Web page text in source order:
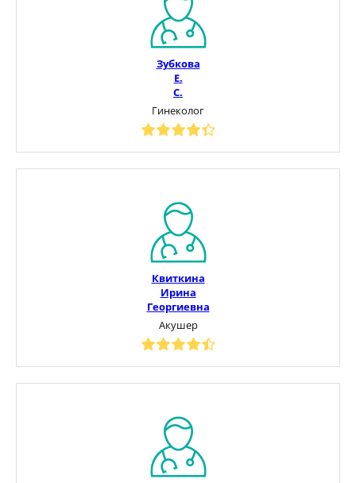
Зубкова
Е.
С.
Гинеколог
Квиткина
Ирина
Георгиевна
Акушер